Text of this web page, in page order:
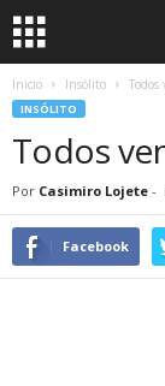
Inicio Insólito Todos
INSÓLITO
Todos
Por Casimiro Lojete -
Facebook